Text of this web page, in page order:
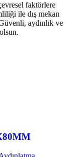
faktörlere
ile dış mekan
aydınlık ve